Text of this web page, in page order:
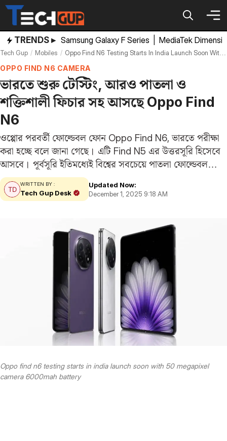
Skip
content
TRENDS ▸ Samsung Galaxy F Series MediaTek
Tech Gup Mobiles Oppo Find N6 Testing Starts In India Launch Soon With 50 Megapixel Camera 6000mah Battery
OPPO FIND N6 CAMERA
ভারতে শুরু টেস্টিং, আরও পাতলা ও
শক্তিশালী ফিচার সহ আসছে Oppo Find
N6
ওপ্পোর পরবর্তী ফোল্ডেবল ফোন Oppo Find N6, ভারতে পরীক্ষা
করা হচ্ছে বলে জানা গেছে। এটি Find N5 এর উত্তরসূরি হিসেবে
আসবে। পূর্বসূরি ইতিমধ্যেই বিশ্বের সবচেয়ে পাতলা ফোল্ডেবল
ফোন হিসেবে বাজারে সাড়া ফেলেছে। আশা করা হচ্ছে Find N6
আগের মডেলের চেয়েও…
WRITTEN BY :
Tech Gup Desk
Updated Now:
December 1, 2025 9:18 AM
Oppo find n6 testing starts in india launch soon with 50 megapixel
camera 6000mah battery